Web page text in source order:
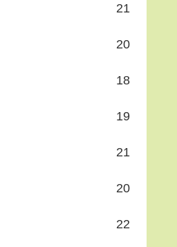
21
20
18
19
21
20
22